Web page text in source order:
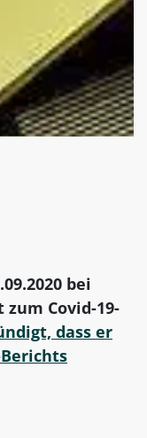
bei
Covid-19-
dass er